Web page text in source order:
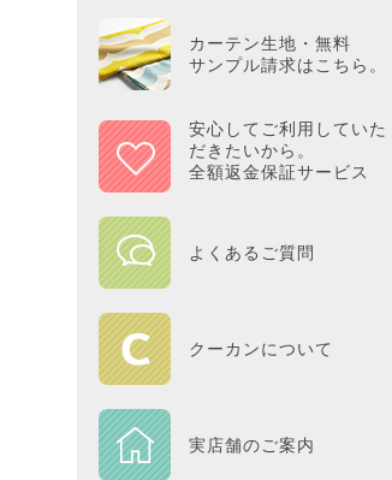
カーテン生地・無料
サンプル請求はこちら。
安心してご利用していた
だきたいから。
全額返金保証サービス
よくあるご質問
クーカンについて
実店舗のご案内